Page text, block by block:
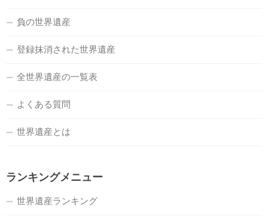
負の世界遺産
登録抹消された世界遺産
全世界遺産の一覧表
よくある質問
世界遺産とは
ランキングメニュー
世界遺産ランキング